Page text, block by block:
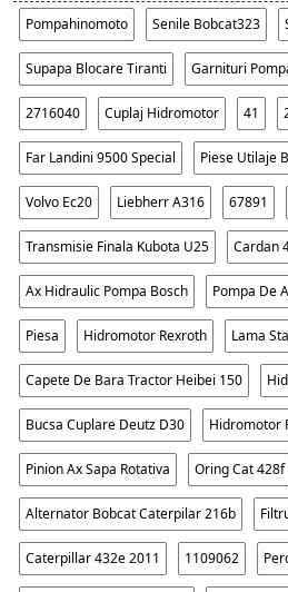
Pompahinomoto Senile Bobcat323
Supapa Blocare Tiranti Garnituri
2716040 Cuplaj Hidromotor 41
Far Landini 9500 Special Piese Utilaje
Volvo Ec20 Liebherr A316 67891
Transmisie Finala Kubota U25 Cardan
Ax Hidraulic Pompa Bosch Pompa De
Piesa Hidromotor Rexroth Lama
Capete De Bara Tractor Heibei 150
Bucsa Cuplare Deutz D30 Hidromotor
Pinion Ax Sapa Rotativa Oring Cat 428f
Alternator Bobcat Caterpilar 216b
Caterpillar 432e 2011 1109062